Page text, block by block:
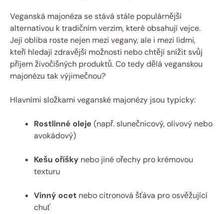
Veganská majonéza se stává stále populárnější
alternativou k tradičním verzím, které obsahují vejce.
Její obliba roste nejen mezi vegany, ale i mezi lidmi,
kteří hledají zdravější možnosti nebo chtějí snížit svůj
příjem živočišných produktů. Co tedy dělá veganskou
majonézu tak výjimečnou?
Hlavními složkami veganské majonézy jsou typicky:
Rostlinné oleje (např. slunečnicový, olivový nebo
avokádový)
Kešu oříšky nebo jiné ořechy pro krémovou
texturu
Vinný ocet nebo citronová šťáva pro osvěžující
chuť